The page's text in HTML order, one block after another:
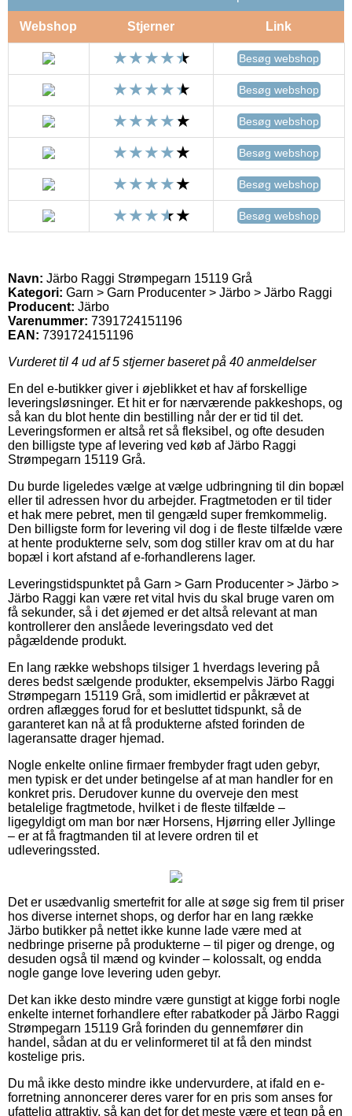
Webshop Stjerner Link
Besøg webshop
Besøg webshop
Besøg webshop
Besøg webshop
Besøg webshop
Besøg webshop
Navn: Järbo Raggi Strømpegarn 15119 Grå
Kategori: Garn > Garn Producenter > Järbo > Järbo Raggi
Producent: Järbo
Varenummer: 7391724151196
EAN: 7391724151196
Vurderet til 4 ud af 5 stjerner baseret på 40 anmeldelser
En del e-butikker giver i øjeblikket et hav af forskellige
leveringsløsninger. Et hit er for nærværende pakkeshops, og
så kan du blot hente din bestilling når der er tid til det.
Leveringsformen er altså ret så fleksibel, og ofte desuden
den billigste type af levering ved køb af Järbo Raggi
Strømpegarn 15119 Grå.
Du burde ligeledes vælge at vælge udbringning til din bopæl
eller til adressen hvor du arbejder. Fragtmetoden er til tider
et hak mere pebret, men til gengæld super fremkommelig.
Den billigste form for levering vil dog i de fleste tilfælde være
at hente produkterne selv, som dog stiller krav om at du har
bopæl i kort afstand af e-forhandlerens lager.
Leveringstidspunktet på Garn > Garn Producenter > Järbo >
Järbo Raggi kan være ret vital hvis du skal bruge varen om
få sekunder, så i det øjemed er det altså relevant at man
kontrollerer den anslåede leveringsdato ved det
pågældende produkt.
En lang række webshops tilsiger 1 hverdags levering på
deres bedst sælgende produkter, eksempelvis Järbo Raggi
Strømpegarn 15119 Grå, som imidlertid er påkrævet at
ordren aflægges forud for et besluttet tidspunkt, så de
garanteret kan nå at få produkterne afsted forinden de
lageransatte drager hjemad.
Nogle enkelte online firmaer frembyder fragt uden gebyr,
men typisk er det under betingelse af at man handler for en
konkret pris. Derudover kunne du overveje den mest
betalelige fragtmetode, hvilket i de fleste tilfælde –
ligegyldigt om man bor nær Horsens, Hjørring eller Jyllinge
– er at få fragtmanden til at levere ordren til et
udleveringssted.
Det er usædvanlig smertefrit for alle at søge sig frem til priser
hos diverse internet shops, og derfor har en lang række
Järbo butikker på nettet ikke kunne lade være med at
nedbringe priserne på produkterne – til piger og drenge, og
desuden også til mænd og kvinder – kolossalt, og endda
nogle gange love levering uden gebyr.
Det kan ikke desto mindre være gunstigt at kigge forbi nogle
enkelte internet forhandlere efter rabatkoder på Järbo Raggi
Strømpegarn 15119 Grå forinden du gennemfører din
handel, sådan at du er velinformeret til at få den mindst
kostelige pris.
Du må ikke desto mindre ikke undervurdere, at ifald en e-
forretning annoncerer deres varer for en pris som anses for
ufattelig attraktiv, så kan det for det meste være et tegn på en